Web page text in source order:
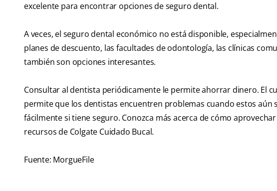
excelente para encontrar opciones de seguro dental.
A veces, el seguro dental económico no está disponible,
planes de descuento, las facultades de odontología, las clínicas
también son opciones interesantes.
Consultar al dentista periódicamente le permite ahorrar dinero. El
permite que los dentistas encuentren problemas cuando estos aún
fácilmente si tiene seguro. Conozca más acerca de cómo
recursos de Colgate Cuidado Bucal.
Fuente: MorgueFile